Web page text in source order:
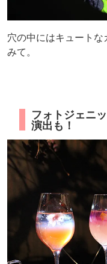
穴の中にはキュート
みて。
フォトジェニ
演出も！